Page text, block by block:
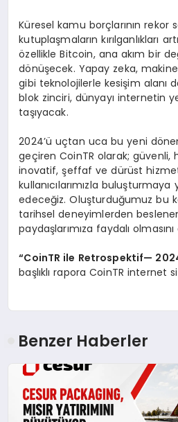
Küresel kamu borçlarının rekor
kutuplaşmaların kırılganlıkları
özellikle Bitcoin, ana akım bir
dönüşecek. Yapay zeka,
gibi teknolojilerle kesişim alanı
blok zinciri, dünyayı internetin
taşıyacak.
2024’ü uçtan uca bu yeni
geçiren CoinTR olarak; güvenli,
inovatif, şeffaf ve dürüst hizmet
kullanıcılarımızla
edeceğiz. Oluşturduğumuz bu
tarihsel deneyimlerden
paydaşlarımıza faydalı olmasını
“CoinTR ile Retrospektif—
başlıklı rapora CoinTR internet
Benzer Haberler